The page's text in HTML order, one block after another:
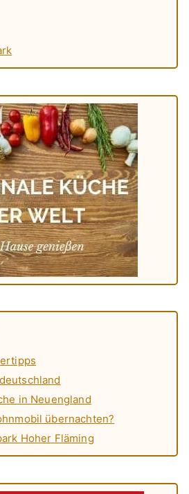
in Neuengland
übernachten?
Hoher Fläming